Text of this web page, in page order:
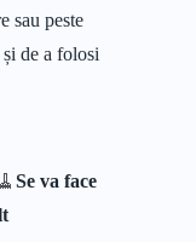
sau peste
și de a folosi
🧹 Se va face